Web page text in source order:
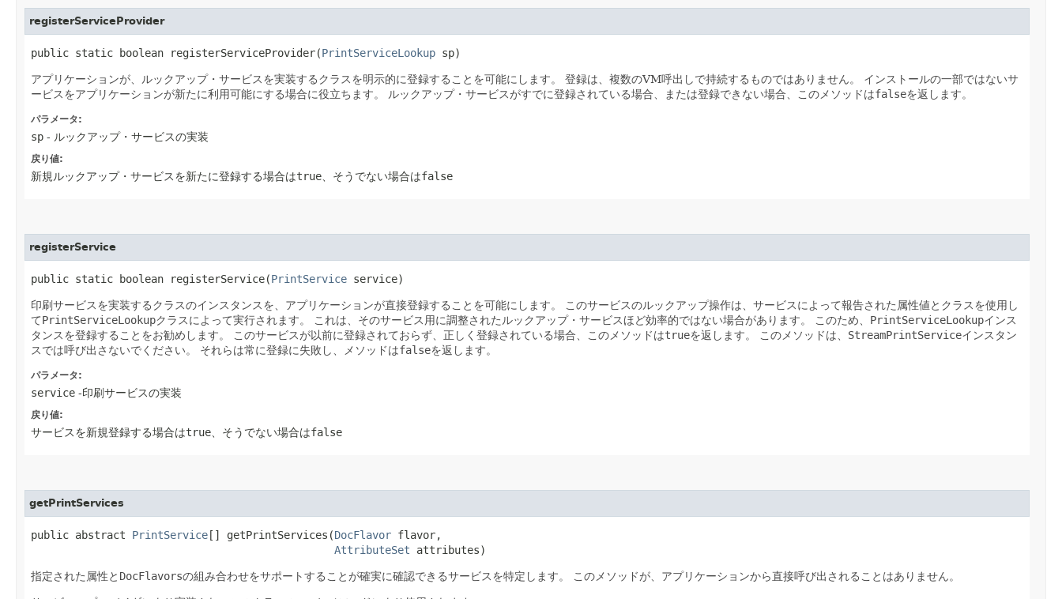
registerServiceProvider
public static boolean registerServiceProvider​(PrintServiceLookup sp)
アプリケーションが、ルックアップ・サービスを実装するクラスを明示的に登録することを可能にします。 登録は、複数のVM呼出しで持続するものではありません。
インストールの一部ではないサ
ービスをアプリケーションが新たに利用可能にする場合に役立ちます。
ルックアップ・サービスがすでに登録されている場合、または登録できない場合、このメソッドはfalseを返します。
パラメータ:
sp - ルックアップ・サービスの実装
戻り値:
新規ルックアップ・サービスを新たに登録する場合はtrue 、そうでない場合はfalse
registerService
public static boolean registerService​(PrintService service)
印刷サービスを実装するクラスのインスタンスを、アプリケーションが直接登録することを可能にします。
このサービスのルックアップ操作は、サービスによって報告された属性値とクラスを使用し
てPrintServiceLookupクラスによって実行されます。 これは、そのサービス用に調整されたルックアップ・サービスほど効率的ではない場合があります。 このため、 PrintServiceLookupインス
タンスを登録することをお勧めします。
このサービスが以前に登録されておらず、正しく登録されている場合、このメソッドはtrueを返します。 このメソッドは、 StreamPrintServiceインスタン
スでは呼び出さないでください。
それらは常に登録に失敗し、メソッドはfalseを返します。
パラメータ:
service -印刷サービスの実装
戻り値:
サービスを新規登録する場合はtrue 、そうでない場合はfalse
getPrintServices
public abstract PrintService [] getPrintServices​(DocFlavor flavor,
AttributeSet attributes)
指定された属性と DocFlavorsの組み合わせをサポートすることが確実に確認できるサービスを特定します。 このメソッドが、アプリケーションから直接呼び出されることはありません。